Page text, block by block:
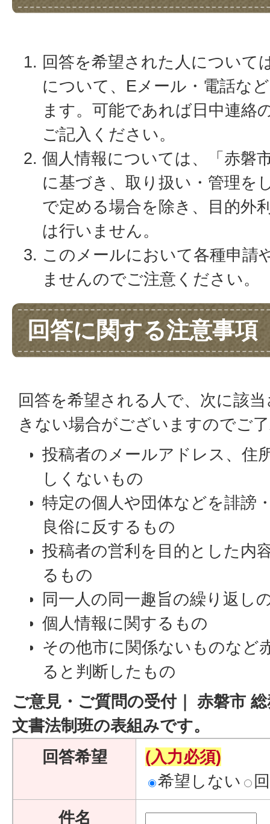
回答を希望された人について
について、Eメール・電話な
ます。可能であれば日中連絡
ご記入ください。
個人情報については、「赤磐
に基づき、取り扱い・管理を
で定める場合を除き、目的外
は行いません。
このメールにおいて各種申請
ませんのでご注意ください。
回答に関する注意事項
回答を希望される人で、次に該
きない場合がございますのでご
投稿者のメールアドレス、住
しくないもの
特定の個人や団体などを誹謗
良俗に反するもの
投稿者の営利を目的とした内
るもの
同一人の同一趣旨の繰り返し
個人情報に関するもの
その他市に関係ないものなど
ると判断したもの
ご意見・ご質問の受付｜ 赤磐市
文書法制班の表組みです。
回答希望
(入力必須)
希望しない
件名